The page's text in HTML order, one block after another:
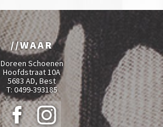
WAAR
Doreen Schoenen
Hoofdstraat 10A
5683 AD, Best
T: 0499-393185